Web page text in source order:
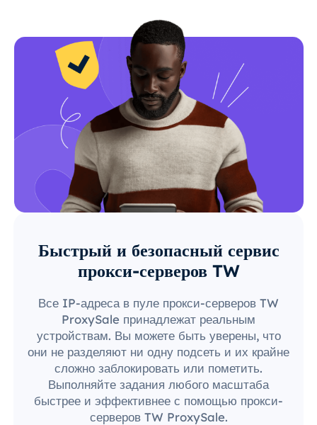
Быстрый и безопасный сервис
прокси-серверов TW
Все IP-адреса в пуле прокси-серверов TW
ProxySale принадлежат реальным
устройствам. Вы можете быть уверены, что
они не разделяют ни одну подсеть и их крайне
сложно заблокировать или пометить.
Выполняйте задания любого масштаба
быстрее и эффективнее с помощью прокси-
серверов TW ProxySale.